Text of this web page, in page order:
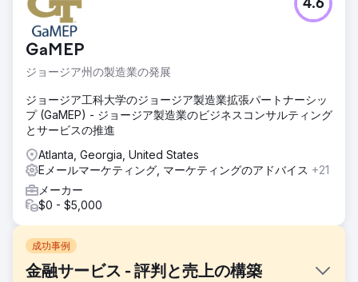
GaMEP
ジョージア州の製造業の発展
4.6
ジョージア工科大学のジョージア製造業拡張パートナーシッ
プ (GaMEP) - ジョージア製造業のビジネスコンサルティング
とサービスの推進
Atlanta, Georgia, United States
Eメールマーケティング, マーケティングのアドバイス +21
メーカー
$0 - $5,000
成功事例
金融サービス - 評判と売上の構築